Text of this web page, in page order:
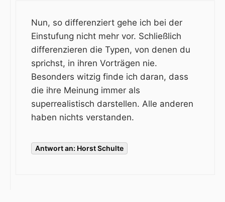
Nun, so differenziert gehe ich bei der
Einstufung nicht mehr vor. Schließlich
differenzieren die Typen, von denen du
sprichst, in ihren Vorträgen nie.
Besonders witzig finde ich daran, dass
die ihre Meinung immer als
superrealistisch darstellen. Alle anderen
haben nichts verstanden.
Antwort an: Horst Schulte